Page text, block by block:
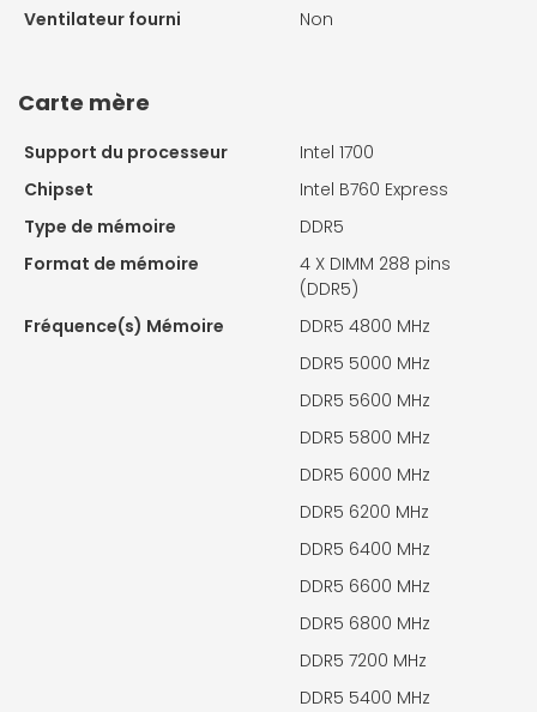
Ventilateur fourni
Non
Carte mère
Support du processeur
Intel 1700
Chipset
Intel B760 Express
Type de mémoire
DDR5
Format de mémoire
4 X DIMM 288 pins
(DDR5)
Fréquence(s) Mémoire
DDR5 4800 MHz
DDR5 5000 MHz
DDR5 5600 MHz
DDR5 5800 MHz
DDR5 6000 MHz
DDR5 6200 MHz
DDR5 6400 MHz
DDR5 6600 MHz
DDR5 6800 MHz
DDR5 7200 MHz
DDR5 5400 MHz